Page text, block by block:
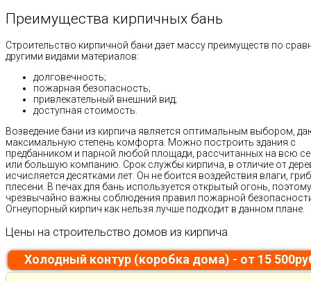
Преимущества кирпичных бань
Строительство кирпичной бани дает массу преимуществ по
другими видами материалов:
долговечность;
пожарная безопасность;
привлекательный внешний вид;
доступная стоимость.
Возведение бани из кирпича является оптимальным выбором,
максимальную степень комфорта. Можно построить здания с
предбанником и парной любой площади, рассчитанных на всю
или большую компанию. Срок службы кирпича, в отличие от
исчисляется десятками лет. Он не боится воздействия влаги,
плесени. В печах для бань используется открытый огонь, поэтому
чрезвычайно важны соблюдения правил пожарной
Огнеупорный кирпич как нельзя лучше подходит в данном плане.
Цены на строительство домов из кирпича
Холодный контур (коробка дома) - от 15